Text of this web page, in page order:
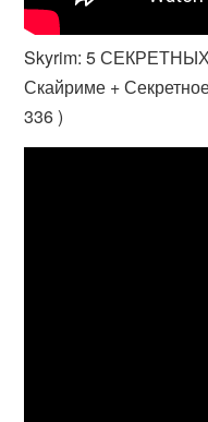
Skyrim: 5
Скайриме +
336 )